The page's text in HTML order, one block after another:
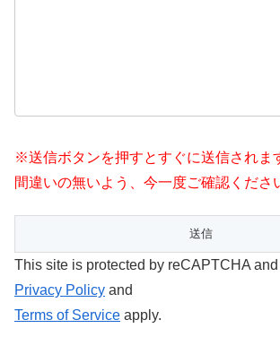
※送信ボタンを押すとすぐに送信されま
間違いの無いよう、今一度ご確認くださ
This site is protected by reCAPTCHA
Privacy Policy and
Terms of Service apply.